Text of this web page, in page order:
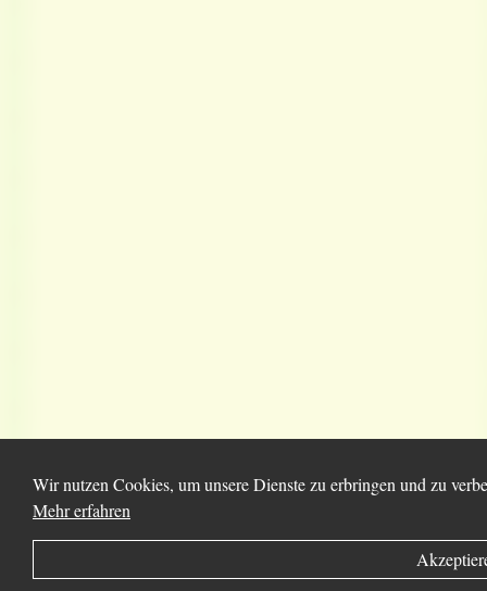
Wir nutzen Cookies, um unsere Dienste zu erbringen und zu
Mehr erfahren